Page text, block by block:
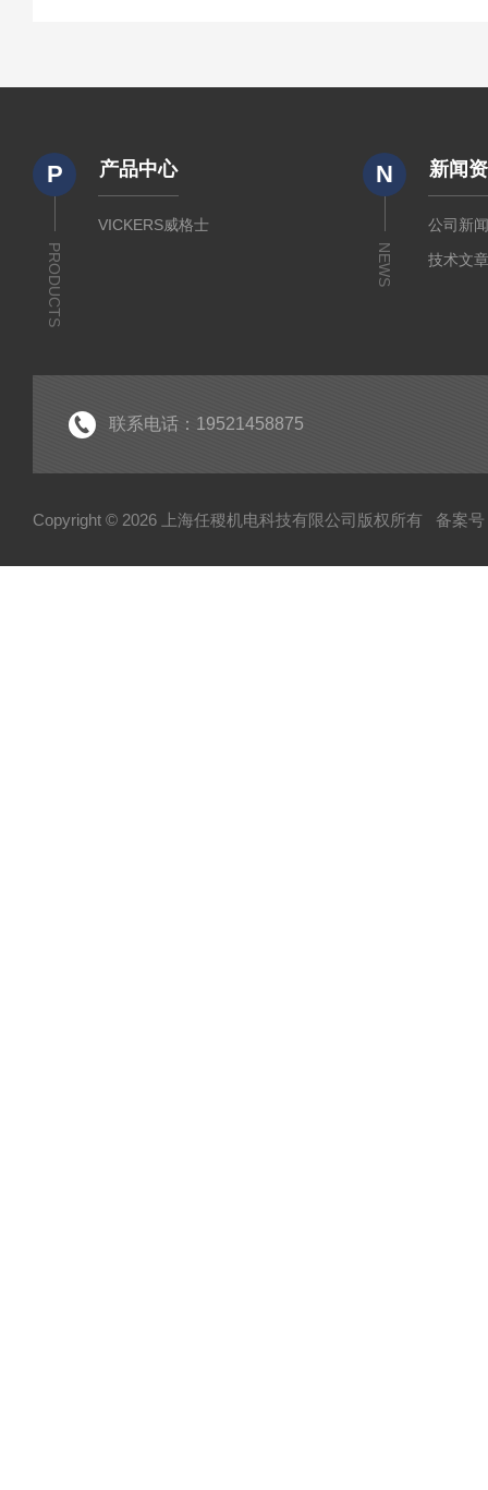
P
PRODUCTS
产品中心
VICKERS威格士
N
NEWS
新闻
公司新
技术文
联系电话：19521458875
Copyright © 2026 上海任稷机电科技有限公司版权所有 备案号